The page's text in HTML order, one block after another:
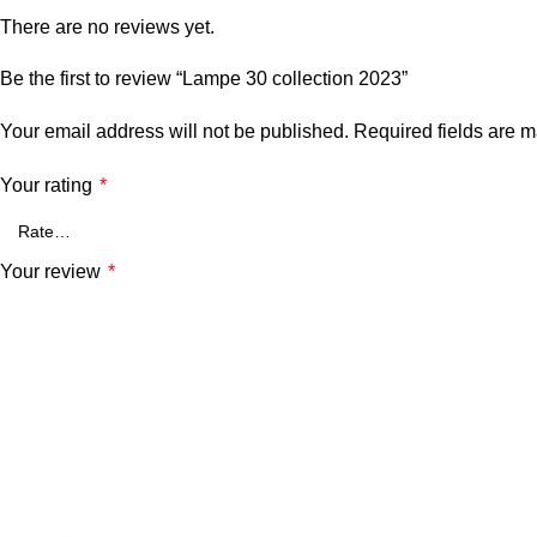
There are no reviews yet.
Be the first to review “Lampe 30 collection 2023”
Your email address will not be published. Required fields are
Your rating *
Your review *